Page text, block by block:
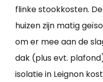
flinke stookkosten.
huizen zijn matig
om er mee aan de
dak (plus evt.
isolatie in Leignon